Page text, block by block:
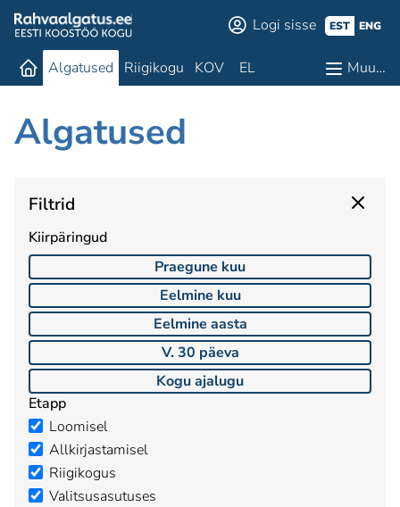
Logi sisse EST ENG
Algatused Riigikogu KOV EL Muu…
Algatused
Filtrid
Kiirpäringud
Praegune kuu
Eelmine kuu
Eelmine aasta
V. 30 päeva
Kogu ajalugu
Etapp
Loomisel
Allkirjastamisel
Riigikogus
Valitsusasutuses